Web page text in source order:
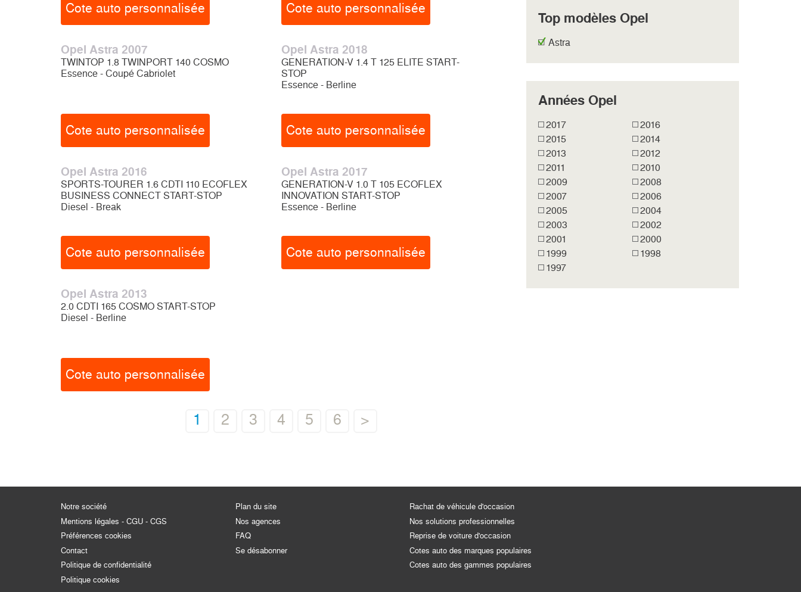
Cote auto personnalisée Cote auto personnalisée
Opel Astra 2007
TWINTOP 1.8 TWINPORT 140 COSMO
Essence - Coupé Cabriolet
Cote auto personnalisée
Opel Astra 2018
GENERATION-V 1.4 T 125 ELITE START-
STOP
Essence - Berline
Cote auto personnalisée
Opel Astra 2016
SPORTS-TOURER 1.6 CDTI 110 ECOFLEX
BUSINESS CONNECT START-STOP
Diesel - Break
Cote auto personnalisée
Opel Astra 2017
GENERATION-V 1.0 T 105 ECOFLEX
INNOVATION START-STOP
Essence - Berline
Cote auto personnalisée
Opel Astra 2013
2.0 CDTI 165 COSMO START-STOP
Diesel - Berline
Cote auto personnalisée
1 2 3 4 5 6 >
Top modèles Opel
Astra
Années Opel
2017
2016
2015
2014
2013
2012
2011
2010
2009
2008
2007
2006
2005
2004
2003
2002
2001
2000
1999
1998
1997
Notre société
Mentions légales - CGU - CGS
Préférences cookies
Contact
Politique de confidentialité
Politique cookies
Plan du site
Nos agences
FAQ
Se désabonner
Rachat de véhicule d'occasion
Nos solutions professionnelles
Reprise de voiture d'occasion
Cotes auto des marques populaires
Cotes auto des gammes populaires